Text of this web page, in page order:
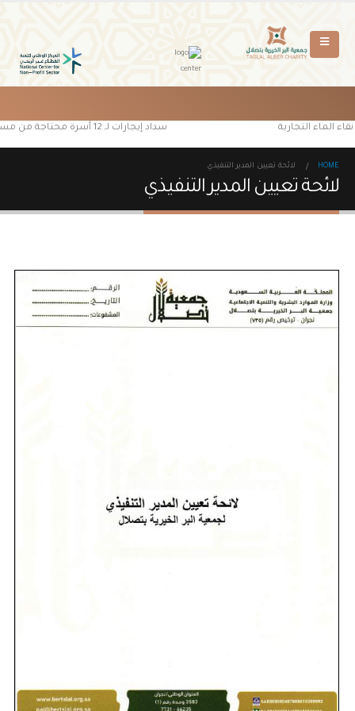
سداد إيجارات لـ 12 أسرة محتاجة من مستفيدي جمعية البر الخيرية بتصلال الماء التجارية
HOME لائحة تعيين المدير التنفيذي
لائحة تعيين المدير التنفيذي